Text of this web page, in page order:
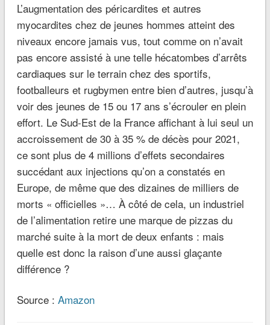
L’augmentation des péricardites et autres
myocardites chez de jeunes hommes atteint des
niveaux encore jamais vus, tout comme on n’avait
pas encore assisté à une telle hécatombes d’arrêts
cardiaques sur le terrain chez des sportifs,
footballeurs et rugbymen entre bien d’autres, jusqu’à
voir des jeunes de 15 ou 17 ans s’écrouler en plein
effort. Le Sud-Est de la France affichant à lui seul un
accroissement de 30 à 35 % de décès pour 2021,
ce sont plus de 4 millions d’effets secondaires
succédant aux injections qu’on a constatés en
Europe, de même que des dizaines de milliers de
morts « officielles »… À côté de cela, un industriel
de l’alimentation retire une marque de pizzas du
marché suite à la mort de deux enfants : mais
quelle est donc la raison d’une aussi glaçante
différence ?
Source : Amazon